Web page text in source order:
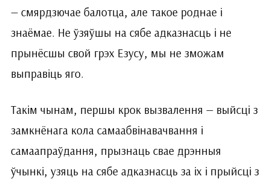
— смярдзючае балотца, але такое роднае і
знаёмае. Не ўзяўшы на сябе адказнасць і не
прынёсшы свой грэх Езусу, мы не зможам
выправіць яго.
Такім чынам, першы крок вызвалення — выйсці з
замкнёнага кола самаабвінавачвання і
самаапраўдання, прызнаць свае дрэнныя
ўчынкі, узяць на сябе адказнасць за іх і прыйсці з